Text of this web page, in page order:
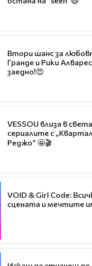
Втори шанс за
Гранде и Рики
заедно!😍
VESSOU влиза в
сериалите с
Реджо“ 🤩🎬
VOID & Girl Code:
сцената и мечтите